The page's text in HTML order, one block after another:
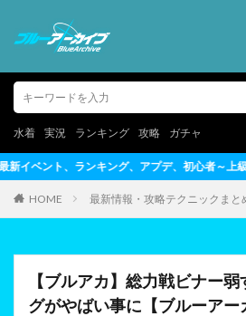
水着 実況 ランキング 攻略 ガチャ
者～上級者向けテクニックまで完全網羅
HOME 最新情報・攻略テクニックまと
【ブルアカ】総力戦ビナー
グがやばい事に【ブルーアー